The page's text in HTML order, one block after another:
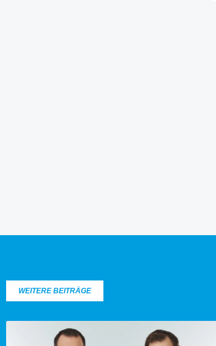
WEITERE BEITRÄGE